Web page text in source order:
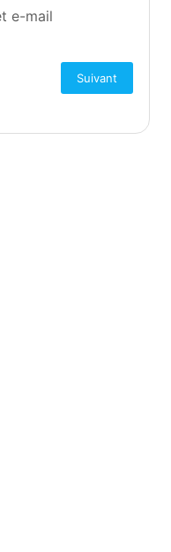
e-mail
Suivant